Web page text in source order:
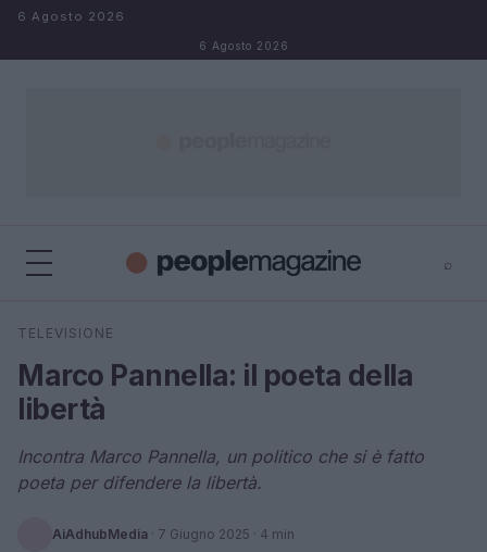
Salta al contenuto
6 Agosto 2026
6 Agosto 2026
⌕
Cerca
TELEVISIONE
Marco Pannella: il poeta della
libertà
Incontra Marco Pannella, un politico che si è fatto
poeta per difendere la libertà.
AiAdhubMedia · 7 Giugno 2025 · 4 min